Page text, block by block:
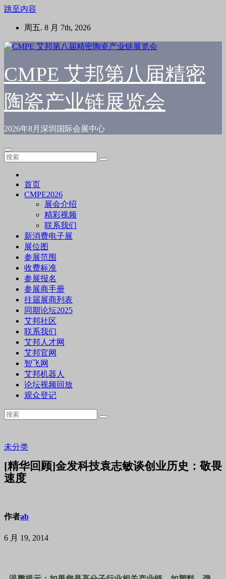
跳至内容
周五. 8 月 7th, 2026
CMPE 艾邦第八届精密
陶瓷产业链展览会
2026年8月深圳国际会展中心
首页
CMPE2026
展会介绍
精彩视频
联系我们
新消费电子展
展位图
参展范围
收费标准
参展报名
参展商手册
往届展商列表
同期论坛2025
艾邦社区
联系我们
艾邦人才网
艾邦官网
智飞网
艾邦机器人
论坛视频回放
观众登记
未分类
[精华回顾]金发科技袁志敏谈创业历史：敬畏
速度
作者ab
6 月 19, 2014